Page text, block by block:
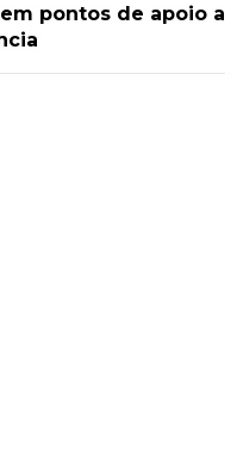
pontos de apoio a